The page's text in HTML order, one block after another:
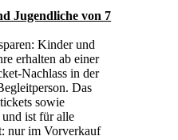
Jugendliche von 7
Kinder und
erhalten ab einer
Nachlass in der
Das
sowie
ist für alle
nur im Vorverkauf